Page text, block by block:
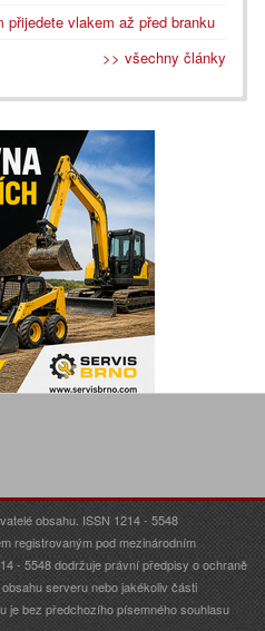
vlakem až před branku
>> všechny články
obsahu. ISSN 1214 - 5548
registrovaným pod mezinárodním
- 5548 dodržuje právní předpisy o ochraně
serveru nebo jakékoliv části
je bez předchozího písemného souhlasu